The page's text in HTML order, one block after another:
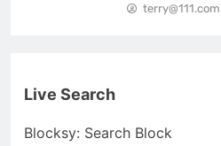
Live Search
Blocksy: Search Block